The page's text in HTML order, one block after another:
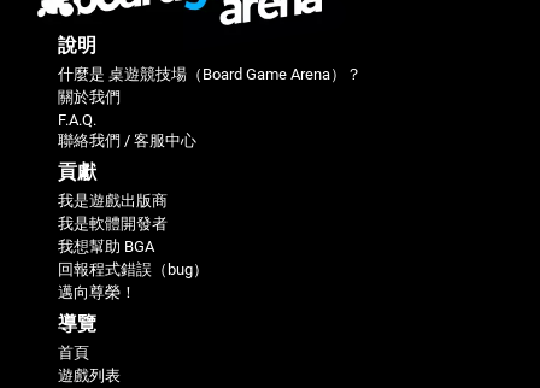
說明
什麼是 桌遊競技場（Board Game Arena）？
關於我們
F.A.Q.
聯絡我們 / 客服中心
貢獻
我是遊戲出版商
我是軟體開發者
我想幫助 BGA
回報程式錯誤（bug）
邁向尊榮！
導覽
首頁
遊戲列表